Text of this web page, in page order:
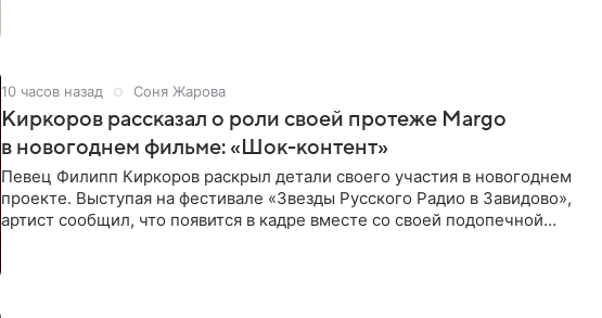
10 часов назад Соня Жарова
Киркоров рассказал о роли своей протеже Margo
в новогоднем фильме: «Шок-контент»
Певец Филипп Киркоров раскрыл детали своего участия в новогоднем
проекте. Выступая на фестивале «Звезды Русского Радио в Завидово»,
артист сообщил, что появится в кадре вместе со своей подопечной